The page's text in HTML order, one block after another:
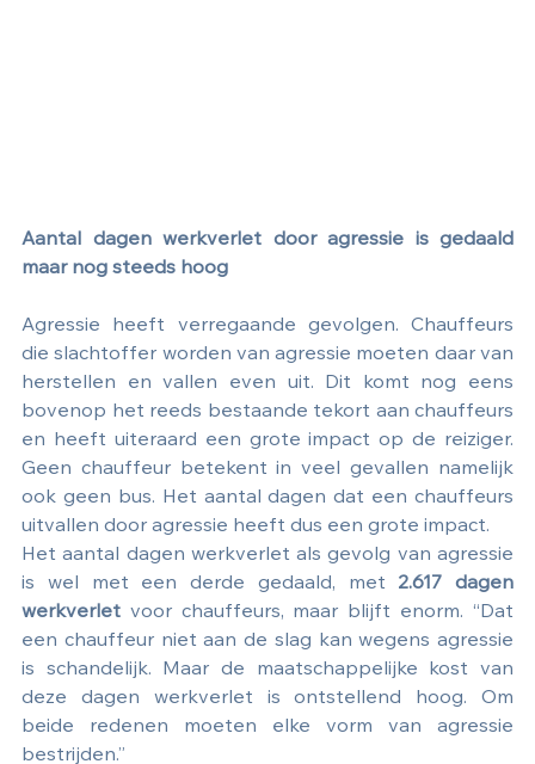
Aantal dagen werkverlet door agressie is gedaald
maar nog steeds hoog
Agressie heeft verregaande gevolgen. Chauffeurs
die slachtoffer worden van agressie moeten daar van
herstellen en vallen even uit. Dit komt nog eens
bovenop het reeds bestaande tekort aan chauffeurs
en heeft uiteraard een grote impact op de reiziger.
Geen chauffeur betekent in veel gevallen namelijk
ook geen bus. Het aantal dagen dat een chauffeurs
uitvallen door agressie heeft dus een grote impact.
Het aantal dagen werkverlet als gevolg van agressie
is wel met een derde gedaald, met 2.617 dagen
werkverlet voor chauffeurs, maar blijft enorm. “Dat
een chauffeur niet aan de slag kan wegens agressie
is schandelijk. Maar de maatschappelijke kost van
deze dagen werkverlet is ontstellend hoog. Om
beide redenen moeten elke vorm van agressie
bestrijden.”